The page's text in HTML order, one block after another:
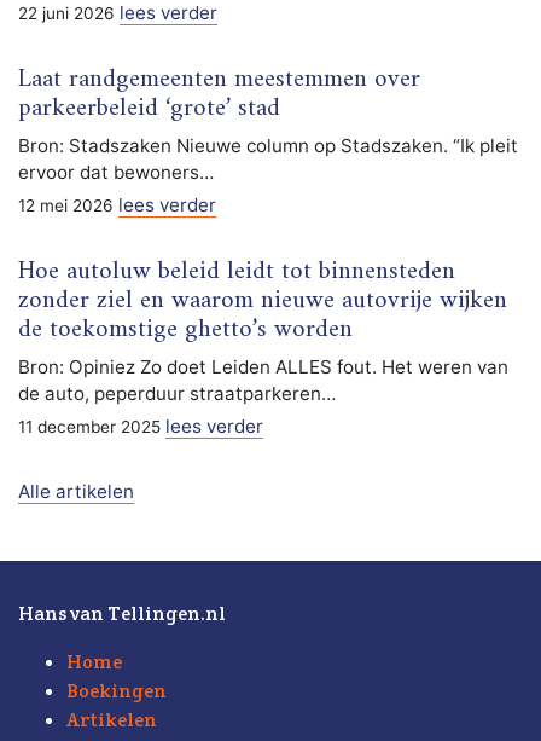
22 juni 2026 lees verder
Laat randgemeenten meestemmen over
parkeerbeleid ‘grote’ stad
Bron: Stadszaken Nieuwe column op Stadszaken. “Ik pleit
ervoor dat bewoners…
12 mei 2026 lees verder
Hoe autoluw beleid leidt tot binnensteden
zonder ziel en waarom nieuwe autovrije wijken
de toekomstige ghetto’s worden
Bron: Opiniez Zo doet Leiden ALLES fout. Het weren van
de auto, peperduur straatparkeren…
11 december 2025 lees verder
Alle artikelen
Hans van Tellingen.nl
Home
Boekingen
Artikelen